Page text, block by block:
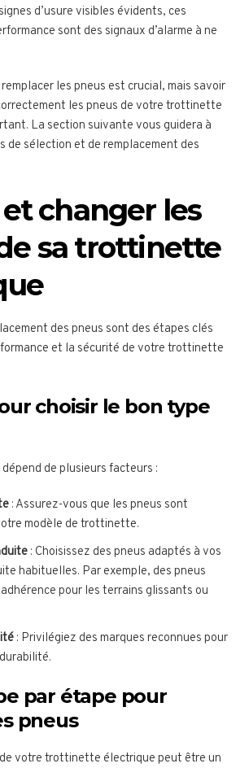
d’usure visibles évidents, ces
sont des signaux d’alarme à ne
les pneus est crucial, mais savoir
les pneus de votre trottinette
La section suivante vous guidera à
de sélection et de remplacement des
changer les
sa trottinette
des pneus sont des étapes clés
et la sécurité de votre trottinette
choisir le bon type
de plusieurs facteurs :
: Assurez-vous que les pneus sont
modèle de trottinette.
: Choisissez des pneus adaptés à vos
habituelles. Par exemple, des pneus
pour les terrains glissants ou
: Privilégiez des marques reconnues pour
par étape pour
pneus
votre trottinette électrique peut être un